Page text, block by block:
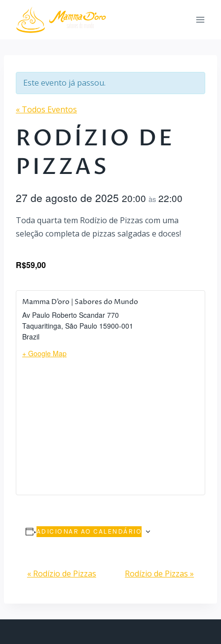
Este evento já passou.
« Todos Eventos
RODÍZIO DE
PIZZAS
27 de agosto de 2025 20:00 às 22:00
Toda quarta tem Rodízio de Pizzas com uma
seleção completa de pizzas salgadas e doces!
R$59,00
Mamma D’oro | Sabores do Mundo
Av Paulo Roberto Scandar 770
Taquaritinga, São Paulo 15900-001
Brazil
+ Google Map
ADICIONAR AO CALENDÁRIO
Evento
«Rodízio de Pizzas Rodízio de Pizzas»